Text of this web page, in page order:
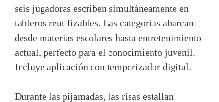
seis jugadoras escriben simultáneamente en
tableros reutilizables. Las categorías abarcan
desde materias escolares hasta entretenimiento
actual, perfecto para el conocimiento juvenil.
Incluye aplicación con temporizador digital.
Durante las pijamadas, las risas estallan